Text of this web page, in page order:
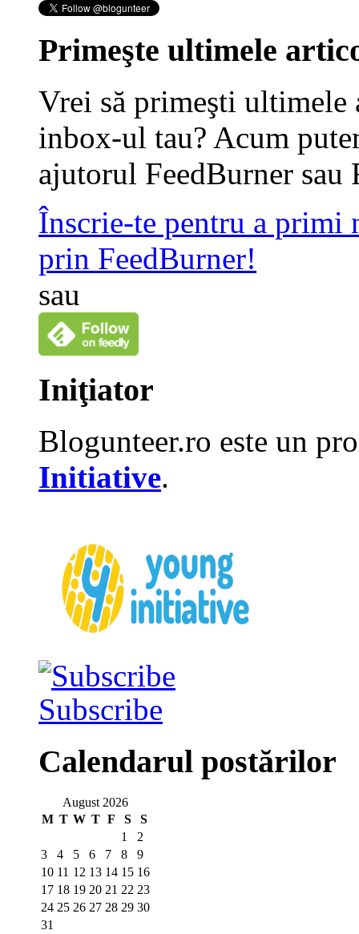
Primeşte ultimele
Vrei să primeşti
inbox-ul tau? Acum
ajutorul FeedBurner sau
Înscrie-te pentru a primi
prin FeedBurner!
sau
Iniţiator
Blogunteer.ro este un
Initiative.
Subscribe
Calendarul postărilor
August 2026
M T W T F S
S
1
2
3
4 5 6 7 8
9
10 11 12 13 14 15 16
17 18 19 20 21 22 23
24 25 26 27 28 29 30
31